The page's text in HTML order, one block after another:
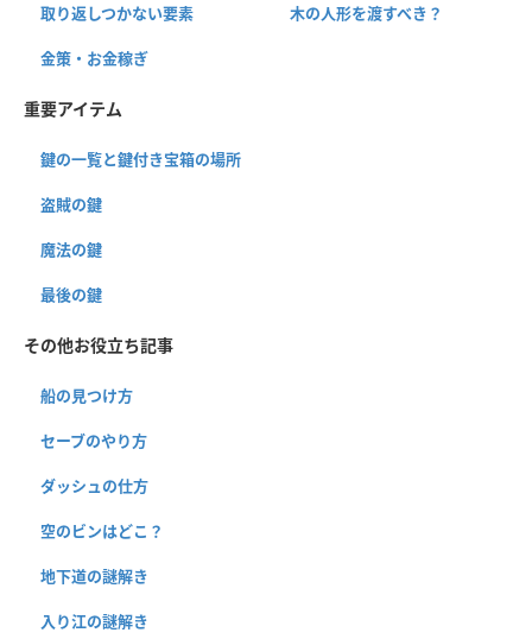
取り返しつかない要素 木の人形を渡すべき？
金策・お金稼ぎ
重要アイテム
鍵の一覧と鍵付き宝箱の場所
盗賊の鍵
魔法の鍵
最後の鍵
その他お役立ち記事
船の見つけ方
セーブのやり方
ダッシュの仕方
空のビンはどこ？
地下道の謎解き
入り江の謎解き